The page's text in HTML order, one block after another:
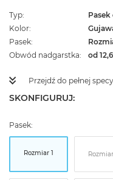
Typ
Pasek
Kolor
Pasek
Obwód nadgarstka
od
Przejdź do pełnej
SKONFIGURUJ:
Pasek:
Rozmiar 1